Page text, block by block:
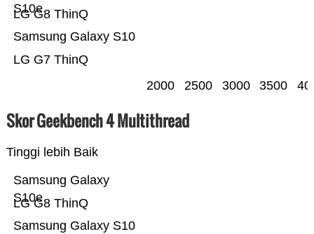
LG G7 ThinQ
Samsung Galaxy S10
LG G8 ThinQ
S10e
2000 2500 3000 3500
Skor Geekbench 4 Multithread
Tinggi lebih Baik
Samsung Galaxy S10
LG G8 ThinQ
Samsung Galaxy
S10e